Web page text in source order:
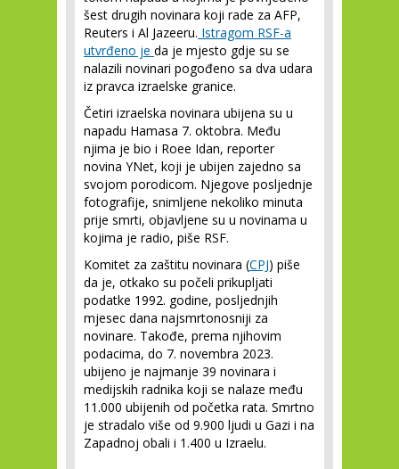
šest drugih novinara koji rade za AFP,
Reuters i Al Jazeeru. Istragom RSF-a
utvrđeno je da je mjesto gdje su se
nalazili novinari pogođeno sa dva udara
iz pravca izraelske granice.
Četiri izraelska novinara ubijena su u
napadu Hamasa 7. oktobra. Među
njima je bio i Roee Idan, reporter
novina YNet, koji je ubijen zajedno sa
svojom porodicom. Njegove posljednje
fotografije, snimljene nekoliko minuta
prije smrti, objavljene su u novinama u
kojima je radio, piše RSF.
Komitet za zaštitu novinara (CPJ) piše
da je, otkako su počeli prikupljati
podatke 1992. godine, posljednjih
mjesec dana najsmrtonosniji za
novinare. Takođe, prema njihovim
podacima, do 7. novembra 2023.
ubijeno je najmanje 39 novinara i
medijskih radnika koji se nalaze među
11.000 ubijenih od početka rata. Smrtno
je stradalo više od 9.900 ljudi u Gazi i na
Zapadnoj obali i 1.400 u Izraelu.